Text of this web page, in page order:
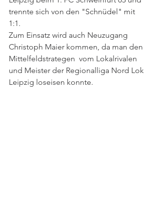
trennte sich von den "Schnüdel" mit
1:1.
Zum Einsatz wird auch Neuzugang
Christoph Maier kommen, da man den
Mittelfeldstrategen  vom Lokalrivalen
und Meister der Regionalliga Nord Lok
Leipzig loseisen konnte.